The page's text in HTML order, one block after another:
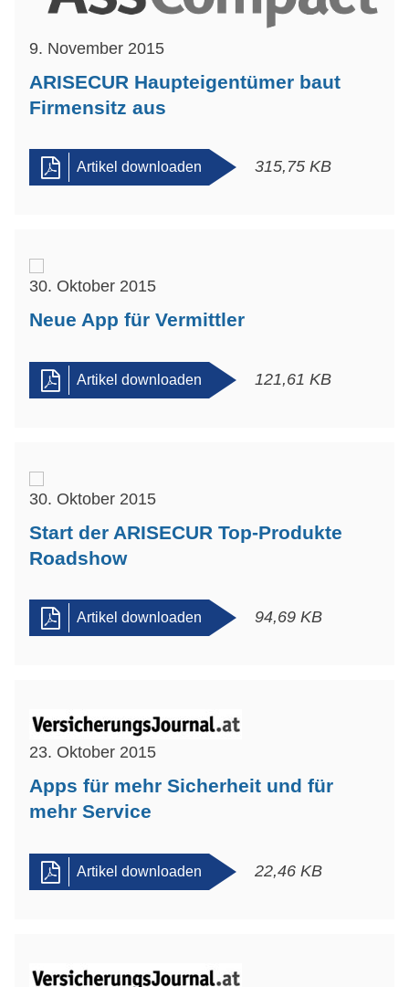
9. November 2015
ARISECUR Haupteigentümer baut
Firmensitz aus
Artikel downloaden 315,75 KB
30. Oktober 2015
Neue App für Vermittler
Artikel downloaden 121,61 KB
30. Oktober 2015
Start der ARISECUR Top-Produkte
Roadshow
Artikel downloaden 94,69 KB
23. Oktober 2015
Apps für mehr Sicherheit und für
mehr Service
Artikel downloaden 22,46 KB